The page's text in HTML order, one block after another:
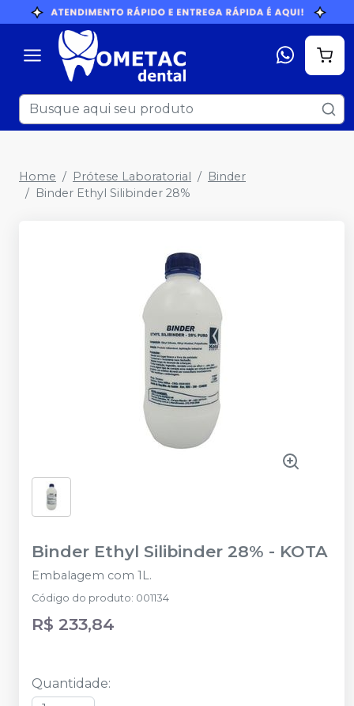
Home Prótese Laboratorial
Binder
Binder Ethyl Silibinder 28%
Binder Ethyl Silibinder 28% - KOTA
Embalagem com 1L.
Código do produto: 001134
R$ 233,84
Quantidade: